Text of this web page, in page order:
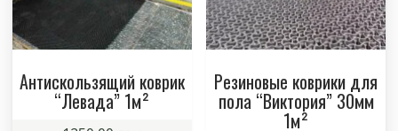
Антискользящий коврик
“Левада” 1м²
Резиновые коврики для
пола “Виктория” 30мм
1м²